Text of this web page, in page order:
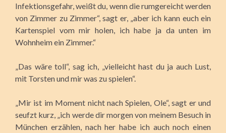
Infektionsgefahr, weißt du, wenn die rumgereicht werden
von Zimmer zu Zimmer“, sagt er, „aber ich kann euch ein
Kartenspiel vom mir holen, ich habe ja da unten im
Wohnheim ein Zimmer.“
„Das wäre toll“, sag ich, „vielleicht hast du ja auch Lust,
mit Torsten und mir was zu spielen“.
„Mir ist im Moment nicht nach Spielen, Ole“, sagt er und
seufzt kurz, „ich werde dir morgen von meinem Besuch in
München erzählen, nach her habe ich auch noch einen